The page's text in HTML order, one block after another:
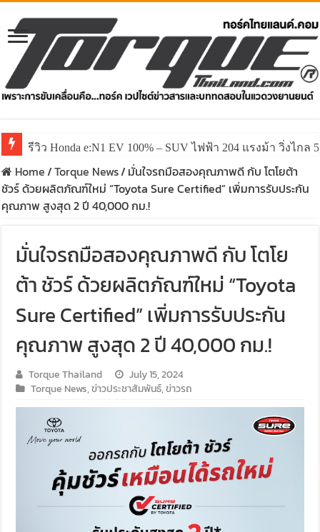
รีวิว Honda e:N1 EV 100% – SUV ไฟฟ้า 204 แรงม้า วิ่งไกล
Home/Torque News/ มั่นใจรถมือสองคุณภาพดี กับ โตโยต้า
ชัวร์ ด้วยผลิตภัณฑ์ใหม่ “Toyota Sure Certified” เพิ่มการรับประกัน
คุณภาพ สูงสุด 2 ปี 40,000 กม.!
มั่นใจรถมือสองคุณภาพดี กับ โตโย
ต้า ชัวร์ ด้วยผลิตภัณฑ์ใหม่ “Toyota
Sure Certified” เพิ่มการรับประกัน
คุณภาพ สูงสุด 2 ปี 40,000 กม.!
Torque Thailand
July 15, 2024
Torque News,ข่าวประชาสัมพันธ์,ข่าวรถ